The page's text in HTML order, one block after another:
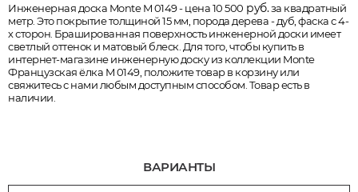
Инженерная доска Monte M 0149 - цена 10 500 руб.за квадратный
метр. Это покрытие толщиной 15 мм, порода дерева - дуб, фаска с 4-
х сторон. Брашированная поверхность инженерной доски имеет
светлый оттенок и матовый блеск. Для того, чтобы купить в
интернет-магазине инженерную доску из коллекции Monte
Французская ёлка M 0149, положите товар в корзину или
свяжитесь с нами любым доступным способом. Товар есть в
наличии.
ВАРИАНТЫ